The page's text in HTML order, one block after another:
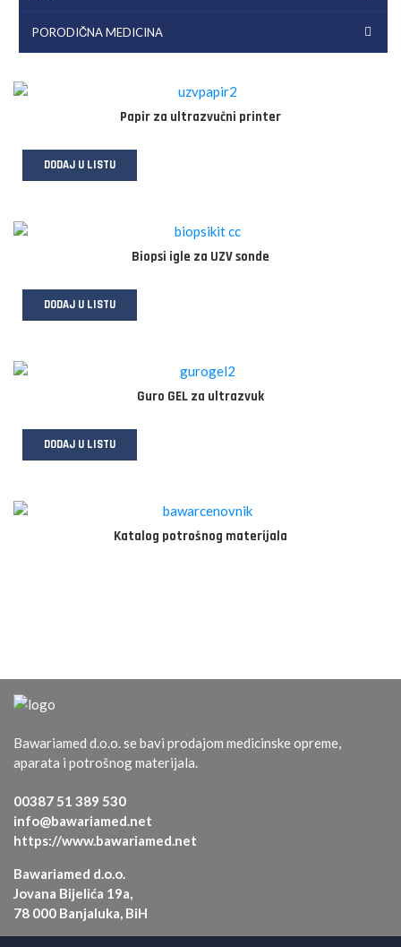
PORODIČNA MEDICINA
Papir za ultrazvučni printer
DODAJ U LISTU
Biopsi igle za UZV sonde
DODAJ U LISTU
Guro GEL za ultrazvuk
DODAJ U LISTU
Katalog potrošnog materijala
Bawariamed d.o.o. se bavi prodajom medicinske opreme,
aparata i potrošnog materijala.
00387 51 389 530
info@bawariamed.net
https://www.bawariamed.net
Bawariamed d.o.o.
Jovana Bijelića 19a,
78 000 Banjaluka, BiH